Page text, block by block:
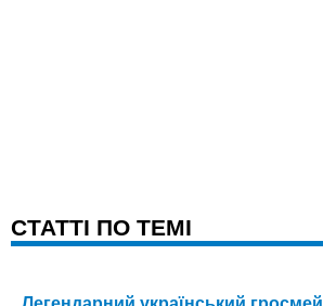
CТАТТІ ПО ТЕМІ